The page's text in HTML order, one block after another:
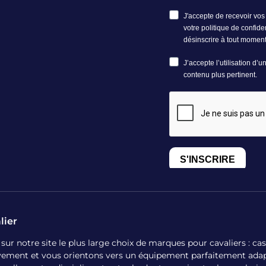
notre site le plus large choix de marques pour cavaliers :
et vous orientons vers un équipement parfaitement